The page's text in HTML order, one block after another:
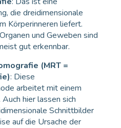
die dreidimensionale
Körperinneren liefert.
und Geweben sind
gut erkennbar.
(MRT =
: Diese
arbeitet mit einem
hier lassen sich
Schnittbilder
auf die Ursache der